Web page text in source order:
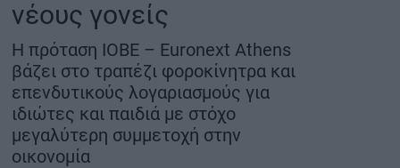
ΕΝΕΡΓΕΙΑ
ΜΕΤΑΦΟΡΕΣ - ΗΛΕΚΤΡΟΚΙΝΗΣΗ
ΨΗΦΙΑΚΟΣ ΚΟΣΜΟΣ
νέους γονείς
Η πρόταση ΙΟΒΕ – Euronext Athens
βάζει στο τραπέζι φοροκίνητρα και
επενδυτικούς λογαριασμούς για
ιδιώτες και παιδιά με στόχο
μεγαλύτερη συμμετοχή στην
οικονομία